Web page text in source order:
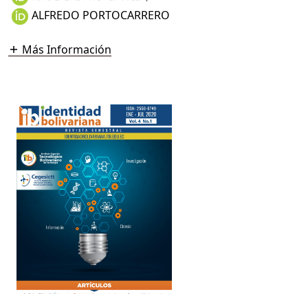
ALFREDO PORTOCARRERO
Más Información